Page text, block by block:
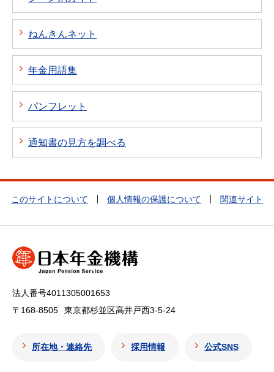
ねんきんネット
年金用語集
パンフレット
通知書の見方を調べる
このサイトについて 個人情報の保護について 関連サイト
法人番号4011305001653
〒168-8505
東京都杉並区高井戸西3-5-24
所在地・連絡先 採用情報 公式SNS